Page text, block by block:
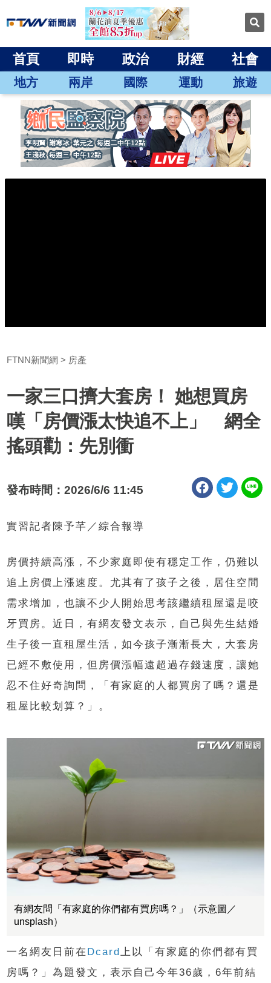
首頁 即時 政治 財經 社會
地方 兩岸 國際 運動 旅遊
FTNN新聞網 房產
一家三口擠大套房！ 她想買房
嘆「房價漲太快追不上」 網全
搖頭勸：先別衝
發布時間：2026/6/6 11:45
實習記者陳予芊／綜合報導
房價持續高漲，不少家庭即使有穩定工作，仍難以
追上房價上漲速度。尤其有了孩子之後，居住空間
需求增加，也讓不少人開始思考該繼續租屋還是咬
牙買房。近日，有網友發文表示，自己與先生結婚
生子後一直租屋生活，如今孩子漸漸長大，大套房
已經不敷使用，但房價漲幅遠超過存錢速度，讓她
忍不住好奇詢問，「有家庭的人都買房了嗎？還是
租屋比較划算？」。
有網友問「有家庭的你們都有買房嗎？」（示意圖／
unsplash）
一名網友日前在 Dcard上以「有家庭的你們都有買
房嗎？」為題發文，表示自己今年36歲，6年前結